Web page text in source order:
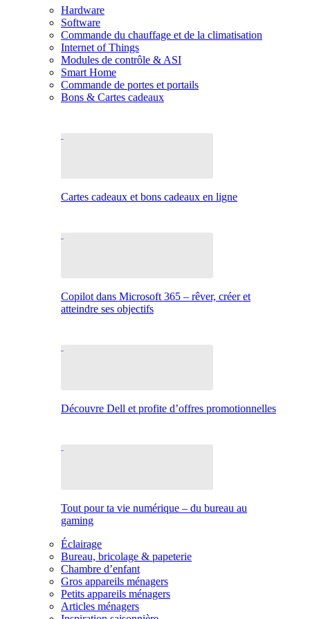
Hardware
Software
Commande du chauffage et de la climatisation
Internet of Things
Modules de contrôle & ASI
Smart Home
Commande de portes et portails
Bons & Cartes cadeaux
Cartes cadeaux et bons cadeaux en ligne
Copilot dans Microsoft 365 – rêver, créer et
atteindre ses objectifs
Découvre Dell et profite d’offres promotionnelles
Tout pour ta vie numérique – du bureau au
gaming
Éclairage
Bureau, bricolage & papeterie
Chambre d’enfant
Gros appareils ménagers
Petits appareils ménagers
Articles ménagers